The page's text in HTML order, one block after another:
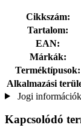
Cikkszám:
Tartalom:
EAN:
Márkák:
Terméktípusok:
Alkalmazási
Jogi információk
Kapcsolódó